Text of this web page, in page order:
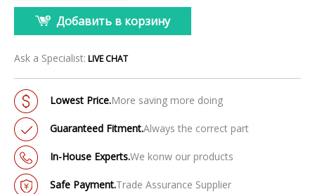
Добавить в корзину
Ask a Specialist: LIVE CHAT
Lowest Price.More saving more doing
Guaranteed Fitment.Always the correct part
In-House Experts.We konw our products
Safe Payment.Trade Assurance Supplier